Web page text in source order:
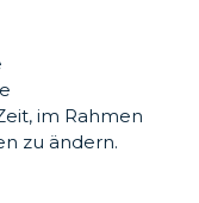
im Rahmen
zu ändern.